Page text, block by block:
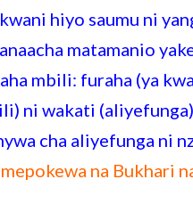
hiyo saumu ni
matamanio
mbili: furaha (ya
ni wakati
cha aliyefunga ni
na Bukhari